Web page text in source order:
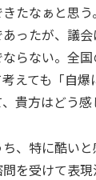
たなぁと思う。
ったが、議
らない。全
えても「自
貴方はどう感
、特に酷いと
を受けて表